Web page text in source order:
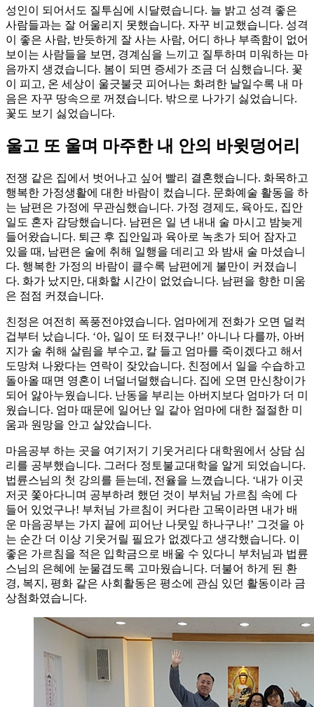
성인이 되어서도 질투심에 시달렸습니다. 늘 밝고 성격 좋은
사람들과는 잘 어울리지 못했습니다. 자꾸 비교했습니다. 성격
이 좋은 사람, 반듯하게 잘 사는 사람, 어디 하나 부족함이 없어
보이는 사람들을 보면, 경계심을 느끼고 질투하며 미워하는 마
음까지 생겼습니다. 봄이 되면 증세가 조금 더 심했습니다. 꽃
이 피고, 온 세상이 울긋불긋 피어나는 화려한 날일수록 내 마
음은 자꾸 땅속으로 꺼졌습니다. 밖으로 나가기 싫었습니다.
꽃도 보기 싫었습니다.
울고 또 울며 마주한 내 안의 바윗덩어리
전쟁 같은 집에서 벗어나고 싶어 빨리 결혼했습니다. 화목하고
행복한 가정생활에 대한 바람이 컸습니다. 문화예술 활동을 하
는 남편은 가정에 무관심했습니다. 가정 경제도, 육아도, 집안
일도 혼자 감당했습니다. 남편은 일 년 내내 술 마시고 밤늦게
들어왔습니다. 퇴근 후 집안일과 육아로 녹초가 되어 잠자고
있을 때, 남편은 술에 취해 일행을 데리고 와 밤새 술 마셨습니
다. 행복한 가정의 바람이 클수록 남편에게 불만이 커졌습니
다. 화가 났지만, 대화할 시간이 없었습니다. 남편을 향한 미움
은 점점 커졌습니다.
친정은 여전히 폭풍전야였습니다. 엄마에게 전화가 오면 덜컥
겁부터 났습니다. ‘아, 일이 또 터졌구나!’ 아니나 다를까, 아버
지가 술 취해 살림을 부수고, 칼 들고 엄마를 죽이겠다고 해서
도망쳐 나왔다는 연락이 잦았습니다. 친정에서 일을 수습하고
돌아올 때면 영혼이 너덜너덜했습니다. 집에 오면 만신창이가
되어 앓아누웠습니다. 난동을 부리는 아버지보다 엄마가 더 미
웠습니다. 엄마 때문에 일어난 일 같아 엄마에 대한 절절한 미
움과 원망을 안고 살았습니다.
마음공부 하는 곳을 여기저기 기웃거리다 대학원에서 상담 심
리를 공부했습니다. 그러다 정토불교대학을 알게 되었습니다.
법륜스님의 첫 강의를 듣는데, 전율을 느꼈습니다. ‘내가 이곳
저곳 쫓아다니며 공부하려 했던 것이 부처님 가르침 속에 다
들어 있었구나! 부처님 가르침이 커다란 고목이라면 내가 배
운 마음공부는 가지 끝에 피어난 나뭇잎 하나구나!’ 그것을 아
는 순간 더 이상 기웃거릴 필요가 없겠다고 생각했습니다. 이
좋은 가르침을 적은 입학금으로 배울 수 있다니 부처님과 법륜
스님의 은혜에 눈물겹도록 고마웠습니다. 더불어 하게 된 환
경, 복지, 평화 같은 사회활동은 평소에 관심 있던 활동이라 금
상첨화였습니다.